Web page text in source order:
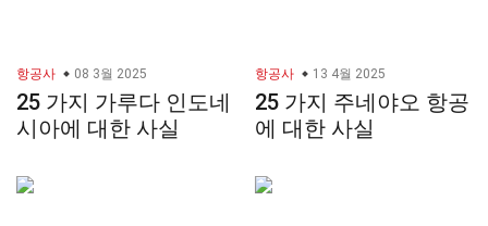
항공사 08 3월 2025
25 가지 가루다 인도네
시아에 대한 사실
항공사 13 4월 2025
25 가지 주네야오 항공
에 대한 사실